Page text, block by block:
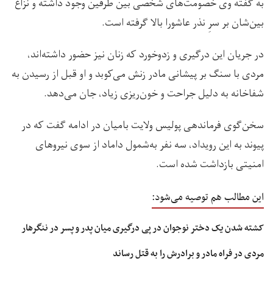
بین‌شان بر سرِ نذر عاشورا بالا گرفته است.
در جریان این درگیری و زدوخورد که زنان نیز حضور داشته‌اند،
مردی با سنگ بر پیشانی مادر زنش می‌کوبد و او قبل از رسیدن به
شفاخانه به دلیل جراحت و خون‌ریزی زیاد، جان می‌دهد.
سخن‌گوی فرماندهی پولیس ولایت بامیان در ادامه گفت که در
پیوند به این رویداد، سه نفر به‌شمول داماد از سوی نیروهای
امنیتی بازداشت شده است.
این مطالب هم توصیه می‌شود:
کشته شدن یک دختر نوجوان در پی درگیری میان پدر و پسر در ننگرهار
مردی در فراه مادر و برادرش را به قتل رساند